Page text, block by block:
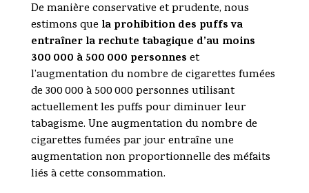
De manière conservative et prudente, nous
estimons que la prohibition des puffs va
entraîner la rechute tabagique d’au moins
300 000 à 500 000 personnes et
l’augmentation du nombre de cigarettes fumées
de 300 000 à 500 000 personnes utilisant
actuellement les puffs pour diminuer leur
tabagisme. Une augmentation du nombre de
cigarettes fumées par jour entraîne une
augmentation non proportionnelle des méfaits
liés à cette consommation.